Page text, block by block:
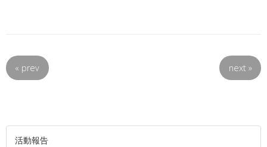
« prev next »
活動報告